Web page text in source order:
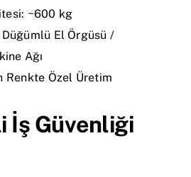
~600 kg
El Örgüsü /
Ağı
Renkte Özel Üretim
İş Güvenliği